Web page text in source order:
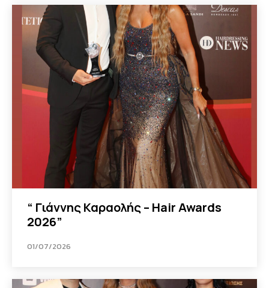
“ Γιάννης Καραολής – Hair Awards
2026”
01/07/2026